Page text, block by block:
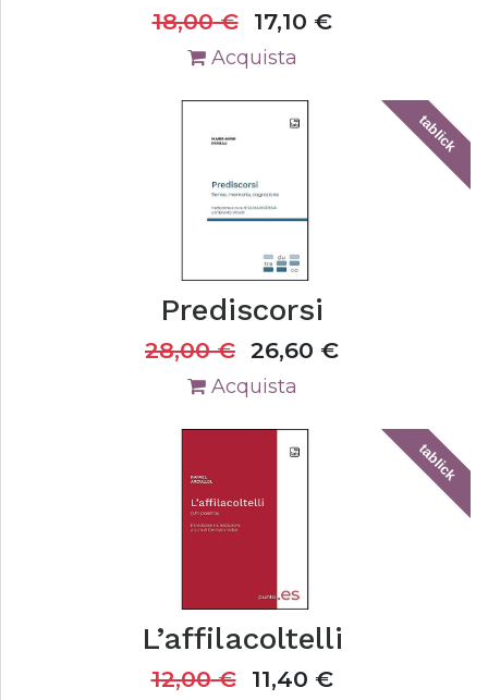
18,00€ 17,10 €
Acquista
tablick
Prediscorsi
28,00€ 26,60 €
Acquista
tablick
L’affilacoltelli
12,00€ 11,40 €